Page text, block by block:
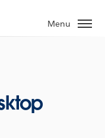
Menu